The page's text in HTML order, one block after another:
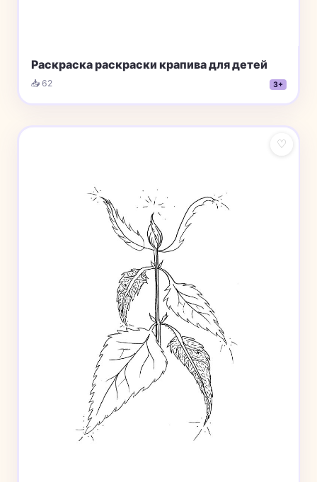
Раскраска раскраски крапива для детей
📥 62 3+
♡